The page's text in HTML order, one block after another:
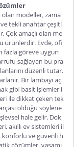
olan modeller, zama
tekli anahtarçeşitl
Çok amaçlı olan mo
ürünlerdir. Evde, ofi
fazla göreve uygun
sağlayan bu pra
düzenli tutar.
Bir lambayı aç
gibi basit işlemler i
ile dikkat çeken tek
olduğu söylene
hale gelir. Dok
akıllı ev sistemleri il
konforlu ve güvenli h
çözümler, yaşamı